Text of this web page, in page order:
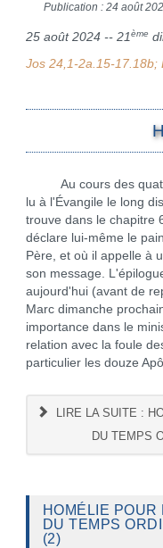
Publication : 24 août
25 août 2024 -- 21ème
Jos 24,1-2a.15-17.18b;
Au cours des quatre
lu à l'Évangile le long
trouve dans le chapitre
déclare lui-même le
Père, et où il appelle à
son message.
aujourd'hui (avant de
Marc dimanche
importance dans le
relation avec la foule
particulier les douze
LIRE LA SUITE :
DU TEMPS
HOMÉLIE
DU TEMPS
(2)